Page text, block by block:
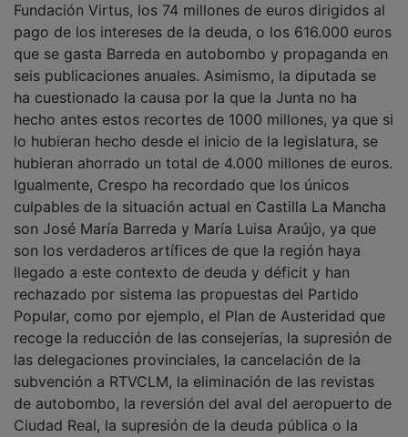
Fundación Virtus, los 74 millones de euros dirigidos al
pago de los intereses de la deuda, o los 616.000 euros
que se gasta Barreda en autobombo y propaganda en
seis publicaciones anuales. Asimismo, la diputada se
ha cuestionado la causa por la que la Junta no ha
hecho antes estos recortes de 1000 millones, ya que si
lo hubieran hecho desde el inicio de la legislatura, se
hubieran ahorrado un total de 4.000 millones de euros.
Igualmente, Crespo ha recordado que los únicos
culpables de la situación actual en Castilla La Mancha
son José María Barreda y María Luisa Araújo, ya que
son los verdaderos artífices de que la región haya
llegado a este contexto de deuda y déficit y han
rechazado por sistema las propuestas del Partido
Popular, como por ejemplo, el Plan de Austeridad que
recoge la reducción de las consejerías, la supresión de
las delegaciones provinciales, la cancelación de la
subvención a RTVCLM, la eliminación de las revistas
de autobombo, la reversión del aval del aeropuerto de
Ciudad Real, la supresión de la deuda pública o la